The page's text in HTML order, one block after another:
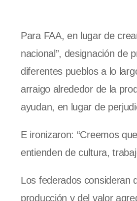
Para FAA, en lugar de
nacional”, designación de
diferentes pueblos a lo
arraigo alrededor de la
ayudan, en lugar de
E ironizaron: “Creemos
entienden de cultura,
Los federados consideran
producción y del valor